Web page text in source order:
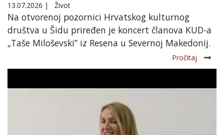
13.07.2026 | Život
Na otvorenoj pozornici Hrvatskog kulturnog
društva u Šidu priređen je koncert članova KUD-a
„Taše Miloševski” iz Resena u Severnoj Makedonij.
Pročitaj